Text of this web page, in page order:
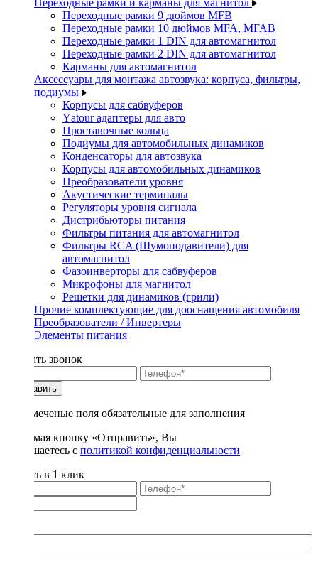
Переходные рамки и карманы для магнитол
Переходные рамки 9 дюймов MFB
Переходные рамки 10 дюймов MFA, MFAB
Переходные рамки 1 DIN для автомагнитол
Переходные рамки 2 DIN для автомагнитол
Карманы для автомагнитол
Аксессуары для монтажа автозвука: корпуса, фильтры,
подиумы
Корпусы для сабвуферов
Yаtour адаптеры для авто
Проставочные кольца
Подиумы для автомобильных динамиков
Конденсаторы для автозвука
Корпусы для автомобильных динамиков
Преобразователи уровня
Акустические терминалы
Регуляторы уровня сигнала
Дистрибьюторы питания
Фильтры питания для автомагнитол
Фильтры RCA (Шумоподавители) для
автомагнитол
Фазоинверторы для сабвуферов
Микрофоны для магнитол
Решетки для динамиков (грили)
Прочие комплектующие для дооснащения автомобиля
Преобразователи / Инвертеры
Элементы питания
Заказать звонок
Отправить
* - отмеченые поля обязательные для заполнения
Нажимая кнопку «Отправить», Вы
соглашаетесь с политикой конфиденциальности
Купить в 1 клик